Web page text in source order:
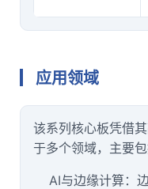
应用领域
该系列核心板凭借
于多个领域，主要包
AI与边缘计算：